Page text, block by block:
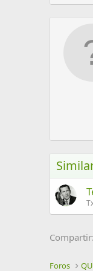
Compartir:
Foros